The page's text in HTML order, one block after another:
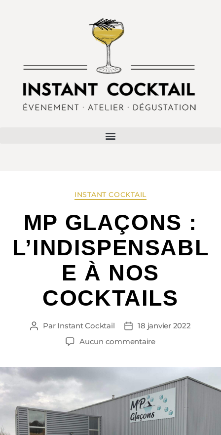
INSTANT COCKTAIL
MP GLAÇONS :
L’INDISPENSABL
E À NOS
COCKTAILS
Par Instant Cocktail
18 janvier 2022
Aucun commentaire